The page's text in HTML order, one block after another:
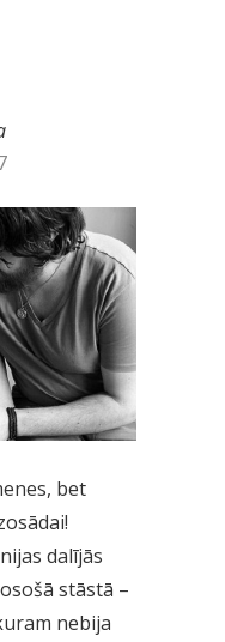
bet
dalījās
stāstā –
nebija